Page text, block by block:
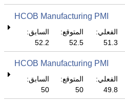
HCOB Manufacturing PMI
الفعلي:
51.3
المتوقع:
52.5
السابق:
52.2
HCOB Manufacturing PMI
الفعلي:
49.8
المتوقع:
50
السابق:
50